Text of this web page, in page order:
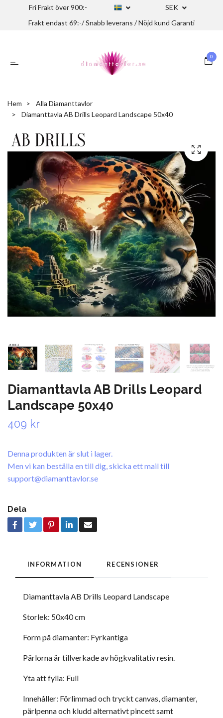
Fri Frakt över 900:-
SEK
Frakt endast 69:-/ Snabb leverans / Nöjd kund Garanti
0
Hem
Alla Diamanttavlor
Diamanttavla AB Drills Leopard Landscape 50x40
Diamanttavla AB Drills Leopard
Landscape 50x40
409 kr
Denna produkten är slut i lager.
Men vi kan beställa en till dig, skicka ett mail till
support@diamanttavlor.se
Dela
INFORMATION RECENSIONER
Diamanttavla AB Drills Leopard Landscape
Storlek: 50x40 cm
Form på diamanter: Fyrkantiga
Pärlorna är tillverkade av högkvalitativ resin.
Yta att fylla: Full
Innehåller: Förlimmad och tryckt canvas, diamanter,
pärlpenna och kludd alternativt pincett samt